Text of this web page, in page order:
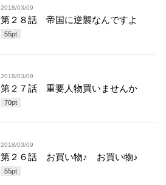
2018/03/09
第２８話 帝国に逆襲なんですよ
55pt
2018/03/09
第２７話 重要人物買いませんか
70pt
2018/03/09
第２６話 お買い物♪ お買い物♪
55pt